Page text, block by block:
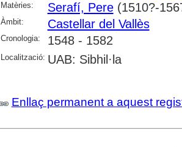
Matèries:
Serafí, Pere(1510?-
Àmbit: Castellar del Vallès
Cronologia: 1548 - 1582
Localització: UAB: Sibhil·la
Enllaç permanent a aquest